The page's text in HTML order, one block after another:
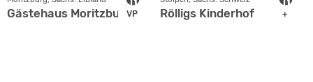
VP
Gästehaus Moritzburg +
Rölligs Kinderhof